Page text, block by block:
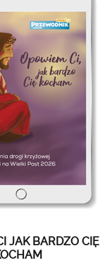
JAK BARDZO CIĘ